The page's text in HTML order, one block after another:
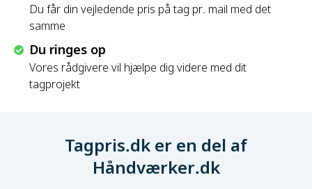
Du får din vejledende pris på tag pr. mail med det
samme
Du ringes op
Vores rådgivere vil hjælpe dig videre med dit
tagprojekt
Tagpris.dk er en del af
Håndværker.dk